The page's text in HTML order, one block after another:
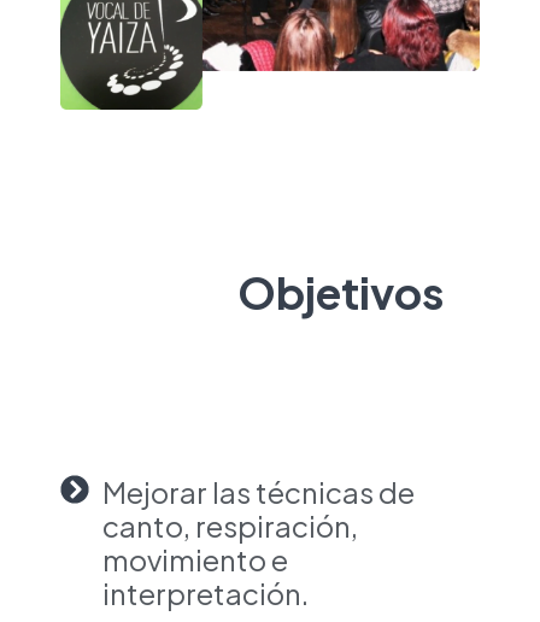
Objetivos
Mejorar las técnicas de
canto, respiración,
movimiento e
interpretación.